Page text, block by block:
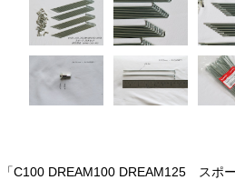
「C100 DREAM100 DREAM125 スポ